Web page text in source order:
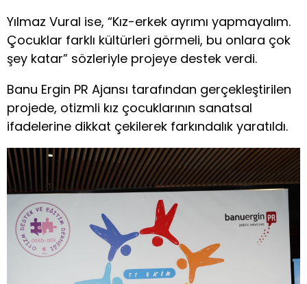
Yılmaz Vural ise, “Kız-erkek ayrımı yapmayalım.
Çocuklar farklı kültürleri görmeli, bu onlara çok
şey katar” sözleriyle projeye destek verdi.
Banu Ergin PR Ajansı tarafından gerçekleştirilen
projede, otizmli kız çocuklarının sanatsal
ifadelerine dikkat çekilerek farkındalık yaratıldı.